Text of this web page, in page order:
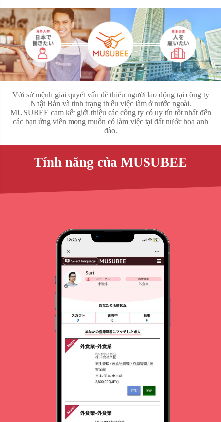
Với sứ mệnh giải quyết vấn đề thiếu người lao động tại công ty
Nhật Bản và tình trạng thiếu việc làm ở nước ngoài.
MUSUBEE cam kết giới thiệu các công ty có uy tín tốt nhất đến
các bạn ứng viên mong muốn có làm việc tại đất nước hoa anh
đào.
Tính năng của MUSUBEE